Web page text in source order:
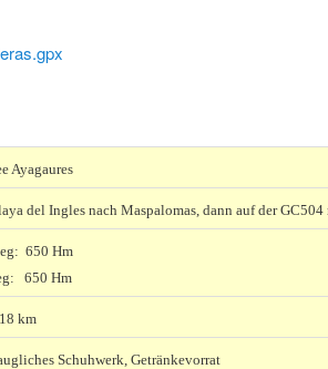
Ayagaures
del Ingles nach Maspalomas, dann auf der GC504
650 Hm
650 Hm
km
Schuhwerk, Getränkevorrat